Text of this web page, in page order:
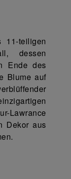
11-teiligen
dessen
Ende des
Blume auf
Lawrance
Dekor aus